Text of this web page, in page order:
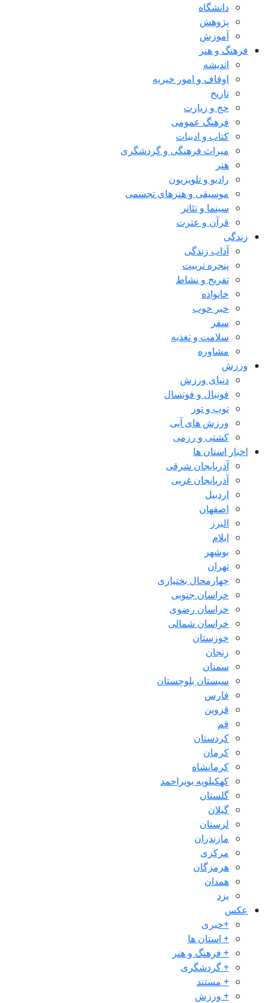
دانشگاه
پژوهش
آموزش
فرهنگ و هنر
اندیشه
اوقاف و امور خیریه
تاریخ
حج و زیارت
فرهنگ عمومی
کتاب و ادبیات
میراث فرهنگی و گردشگری
هنر
رادیو و تلویزیون
موسیقی و هنرهای تجسمی
سینما و تئاتر
قرآن و عترت
زندگی
آداب زندگی
پنجره تربیت
تفریح و نشاط
خانواده
خبر خوب
سفر
سلامت و تغذیه
مشاوره
ورزش
دنیای ورزش
فوتبال و فوتسال
توپ و تور
ورزش های آبی
کشتی و رزمی
اخبار استان ها
آذربایجان شرقی
آذربایجان غربی
اردبیل
اصفهان
البرز
ایلام
بوشهر
تهران
چهارمحال بختیاری
خراسان جنوبی
خراسان رضوی
خراسان شمالی
خوزستان
زنجان
سمنان
سیستان بلوچستان
فارس
قزوین
قم
کردستان
کرمان
کرمانشاه
کهکیلویه بویراحمد
گلستان
گیلان
لرستان
مازندران
مرکزی
هرمزگان
همدان
یزد
عکس
+خبری
+ استان ها
+ فرهنگ و هنر
+ گردشگری
+ مستند
+ ورزش